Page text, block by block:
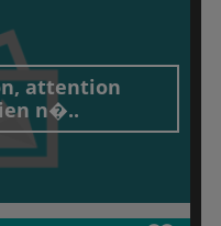
attention
n�..